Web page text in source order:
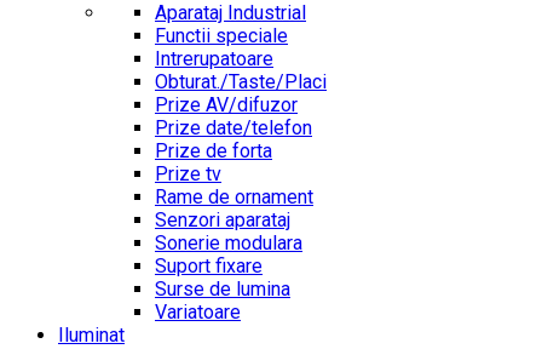
Aparataj Industrial
Functii speciale
Intrerupatoare
Obturat./Taste/Placi
Prize AV/difuzor
Prize date/telefon
Prize de forta
Prize tv
Rame de ornament
Senzori aparataj
Sonerie modulara
Suport fixare
Surse de lumina
Variatoare
Iluminat